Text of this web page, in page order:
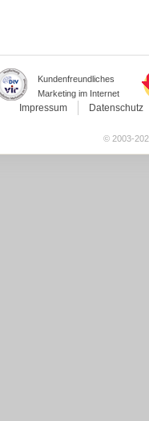
Kundenfreundliches
Marketing im Internet
Impressum Datenschutz
© 2003-